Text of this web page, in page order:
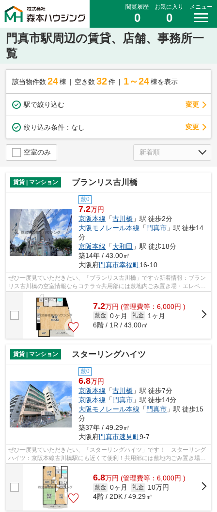
閲覧履歴
0
お気に入り
0
メニュー
門真市駅周辺の賃貸、店舗、事務所一
覧
該当物件数 24棟 空き数 32 件 1～24 棟を表示
駅で絞り込む 変更
絞り込み条件： なし 変更
空室のみ
賃貸 | マンション ブランリス古川橋
敷0
7.2万円
京阪本線 「古川橋 」駅 徒歩2分
大阪モノレール本線 「 門真市 」駅 徒歩14
分
京阪本線 「大和田 」駅 徒歩18分
築14年 / 43.00㎡
大阪府門真市幸福町16-10
ぜひ一度見ていただきたい、「ブランリス古川橋」です☆新着情報：ブラン
リス古川橋の空室情報ならコチラ☆共用部には敷地内ごみ置き場・エレベー
タなどが備わっておりとても充実してい...
7.2万円 (管理費等：6,000円 )
敷金 0ヶ月 礼金
1ヶ月
6階 / 1R / 43.00㎡
賃貸 | マンション スターリングハイツ
敷0
6.8万円
京阪本線 「古川橋 」駅 徒歩7分
京阪本線 「 門真市 」駅 徒歩14分
大阪モノレール本線 「 門真市 」駅 徒歩15
分
築37年 / 49.29㎡
大阪府門真市速見町9-7
ぜひ一度見ていただきたい、「スターリングハイツ」です！ スターリング
ハイツ：京阪本線古川橋駅にも近くて便利！共用部には敷地内ごみ置き場・
エレベータなどが揃っております！2駅...
6.8万円 (管理費等：6,000円 )
敷金 0ヶ月 礼金
10万円
4階 / 2DK / 49.29㎡